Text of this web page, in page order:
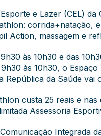
e Lazer (CEL)
corrida+natação,
Action, massagem e
às 10h30 e das
às 10h30, o
República da Saúde
custa 25 reais e nas
Assessoria
Integrada